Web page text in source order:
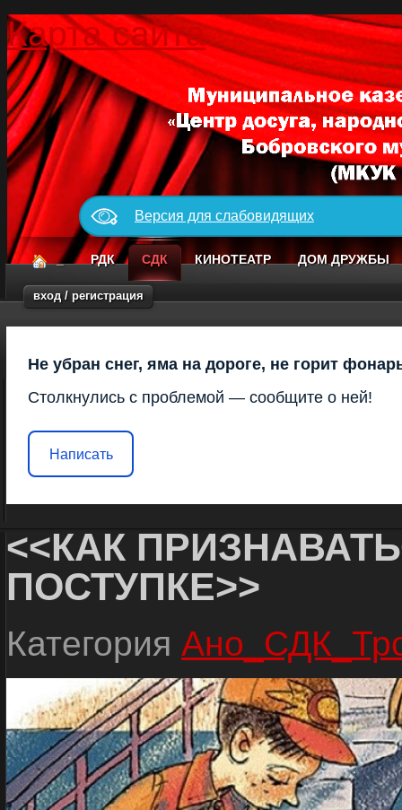
Карта сайта
Версия для слабовидящих
_ РДК СДК КИНОТЕАТР ДОМ ДРУЖБЫ
вход / регистрация
Не убран снег, яма на дороге, не горит
Столкнулись с проблемой — сообщите о ней!
Написать
<<КАК
ПОСТУПКЕ>>
Категория